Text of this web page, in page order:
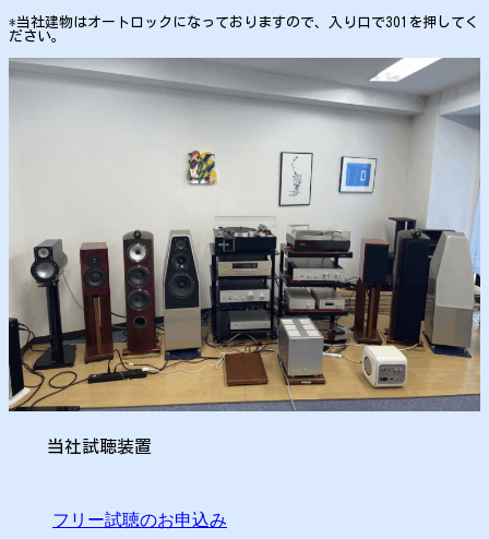
*当社建物はオートロックになっておりますので、入り口で301を押してく
ださい。
当社試聴装置
フリー試聴のお申込み